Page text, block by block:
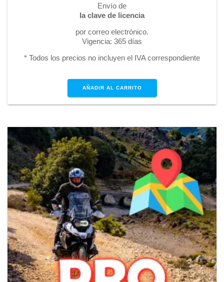
Envío de
la clave de licencia
por correo electrónico.
Vigencia: 365 días
* Todos los precios no incluyen el IVA correspondiente
AÑADIR AL CARRITO